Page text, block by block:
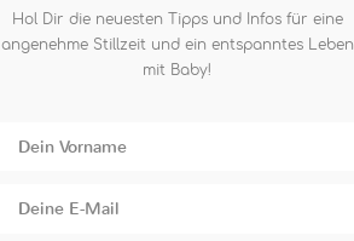
Hol Dir die neuesten Tipps und Infos für eine
angenehme Stillzeit und ein entspanntes Leben
mit Baby!